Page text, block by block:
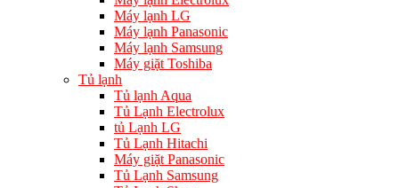
Máy lạnh LG
Máy lạnh Panasonic
Máy lạnh Samsung
Máy giặt Toshiba
Tủ lạnh
Tủ lạnh Aqua
Tủ Lạnh Electrolux
tủ Lạnh LG
Tủ Lạnh Hitachi
Máy giặt Panasonic
Tủ Lạnh Samsung